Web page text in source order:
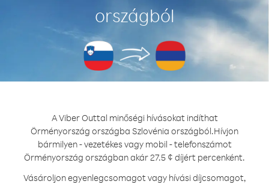
országból
A Viber Outtal minőségi hívásokat indíthat
Örményország országba Szlovénia országból.Hívjon
bármilyen - vezetékes vagy mobil - telefonszámot
Örményország országban akár 27.5 ¢ díjért percenként.
Vásároljon egyenlegcsomagot vagy hívási díjcsomagot,